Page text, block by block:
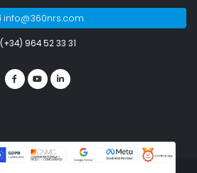
info@360nrs.com
(+34) 964 52 33 31